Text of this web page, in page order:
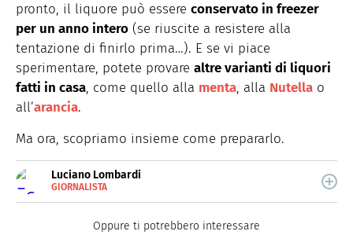
pronto, il liquore può essere conservato in freezer
per un anno intero (se riuscite a resistere alla
tentazione di finirlo prima…). E se vi piace
sperimentare, potete provare altre varianti di liquori
fatti in casa, come quello alla menta, alla Nutella o
all’arancia.
Ma ora, scopriamo insieme come prepararlo.
Luciano Lombardi
GIORNALISTA
Giornalista professionista, oggi si occupa
Oppure ti potrebbero interessare